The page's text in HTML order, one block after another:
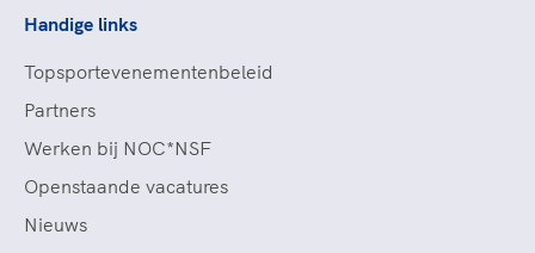
Handige links
Topsportevenementenbeleid
Partners
Werken bij NOC*NSF
Openstaande vacatures
Nieuws